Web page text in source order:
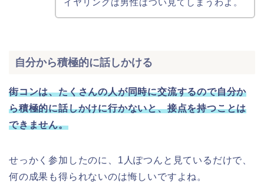
イヤリングは男性はつい見てしまうわよ。
自分から積極的に話しかける
街コンは、たくさんの人が同時に交流するので自分か
ら積極的に話しかけに行かないと、接点を持つことは
できません。
せっかく参加したのに、1人ぽつんと見ているだけで、
何の成果も得られないのは悔しいですよね。